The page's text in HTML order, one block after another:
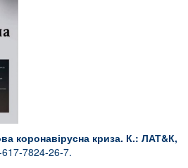
коронавірусна криза. К.: ЛАТ&К,
7824-26-7.